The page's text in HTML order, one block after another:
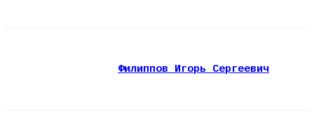
Филиппов Игорь Сергеевич